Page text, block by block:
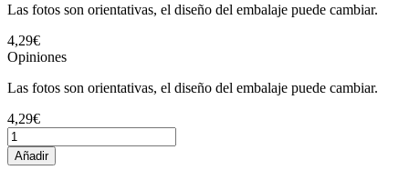
Las fotos son orientativas, el diseño del embalaje puede cambiar.
4,29€
Opiniones
Las fotos son orientativas, el diseño del embalaje puede cambiar.
4,29€
Añadir